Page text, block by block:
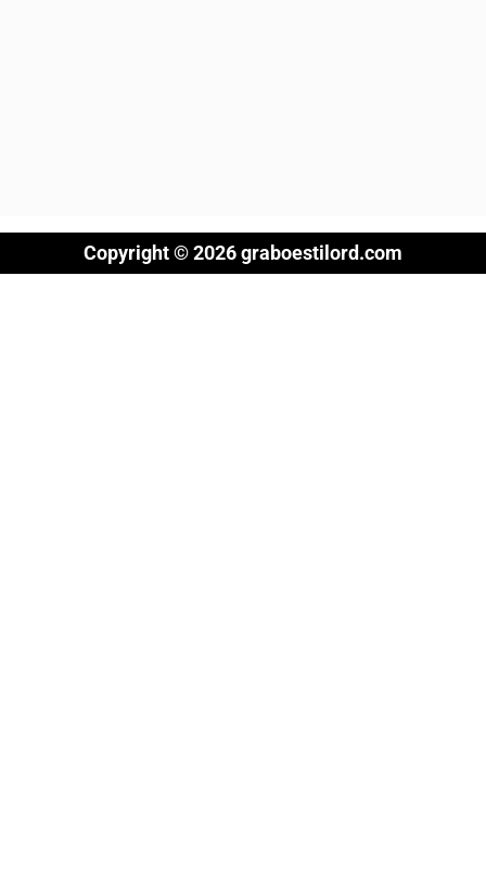
Copyright © 2026 graboestilord.com